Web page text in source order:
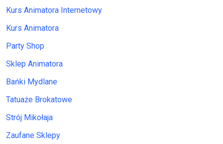
Kurs Animatora Internetowy
Kurs Animatora
Party Shop
Sklep Animatora
Bańki Mydlane
Tatuaże Brokatowe
Strój Mikołaja
Zaufane Sklepy